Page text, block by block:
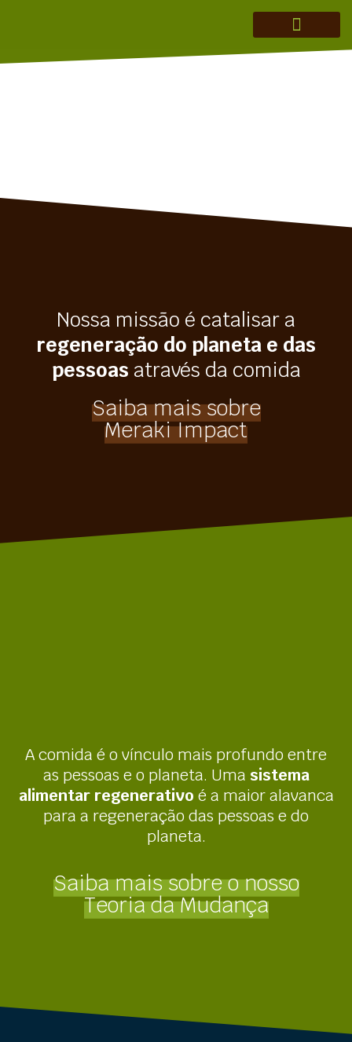
Nossa missão é catalisar a
regeneração do planeta e das
pessoas através da comida
Saiba mais sobre
Meraki Impact
A comida é o vínculo mais profundo entre
as pessoas e o planeta. Uma sistema
alimentar regenerativo é a maior alavanca
para a regeneração das pessoas e do
planeta.
Saiba mais sobre o nosso
Teoria da Mudança